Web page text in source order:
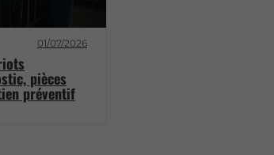
01/07/2026
pièces
préventif